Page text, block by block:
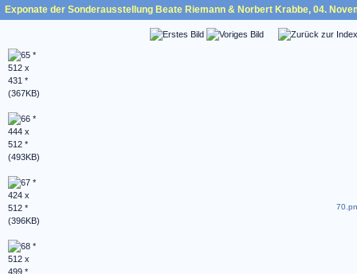
Exponate der Sonderausstellung Beate Riemann & Norbert Krabbe, 04.